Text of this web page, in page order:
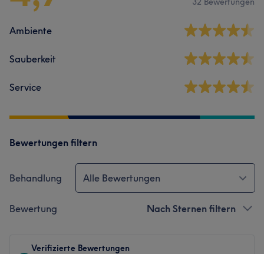
Ambiente
Sauberkeit
Service
Bewertungen filtern
Behandlung Alle Bewertungen
Bewertung Nach Sternen filtern
Verifizierte Bewertungen